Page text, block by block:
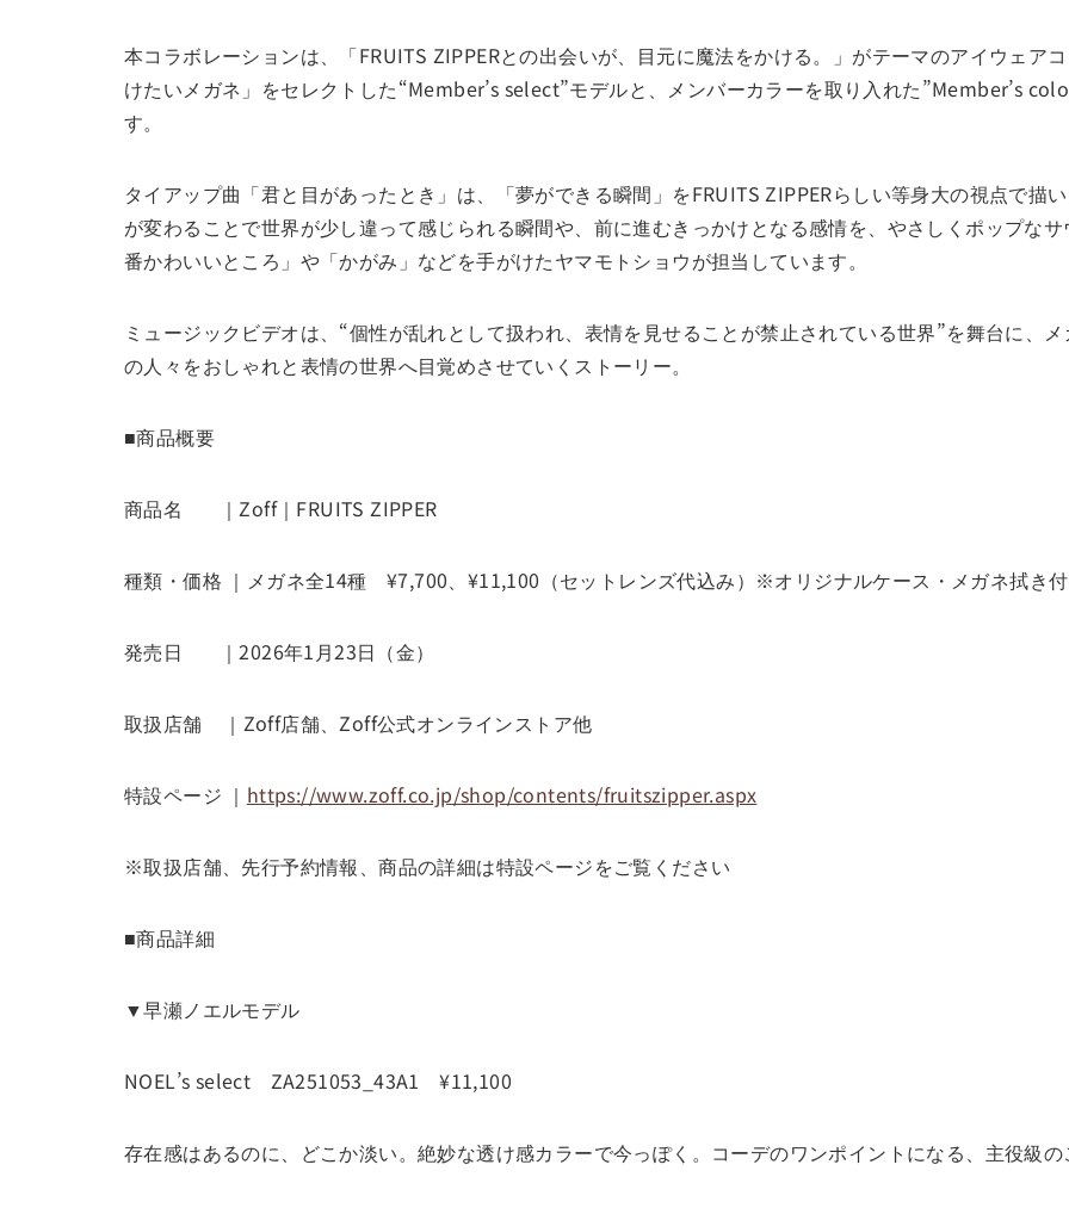
本コラボレーションは、「FRUITS ZIPPERとの出会いが、目元に魔法をかける。」がテーマのアイウェア
けたいメガネ」をセレクトした“Member’s select”モデルと、メンバーカラーを取り入れた”Member’s
す。
タイアップ曲「君と目があったとき」は、「夢ができる瞬間」をFRUITS ZIPPERらしい等身大の視点で描
が変わることで世界が少し違って感じられる瞬間や、前に進むきっかけとなる感情を、やさしくポップな
番かわいいところ」や「かがみ」などを手がけたヤマモトショウが担当しています。
ミュージックビデオは、“個性が乱れとして扱われ、表情を見せることが禁止されている世界”を舞台に、
の人々をおしゃれと表情の世界へ目覚めさせていくストーリー。
■商品概要
商品名 ｜Zoff｜FRUITS ZIPPER
種類・価格 ｜メガネ全14種 ¥7,700、¥11,100（セットレンズ代込み）※オリジナルケース・メガネ拭き付
発売日 ｜2026年1月23日（金）
取扱店舗 ｜Zoff店舗、Zoff公式オンラインストア他
特設ページ ｜ https://www.zoff.co.jp/shop/contents/fruitszipper.aspx
※取扱店舗、先行予約情報、商品の詳細は特設ページをご覧ください
■商品詳細
▼早瀬ノエルモデル
NOEL’s select ZA251053_43A1 ¥11,100
存在感はあるのに、どこか淡い。絶妙な透け感カラーで今っぽく。コーデのワンポイントになる、主役級の